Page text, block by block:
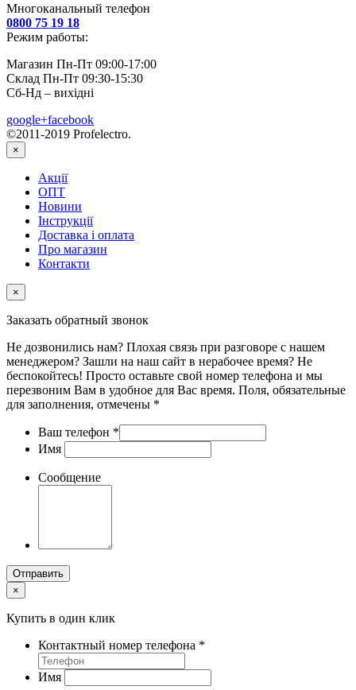
Многоканальный телефон
0800 75 19 18
Режим работы:
Магазин Пн-Пт 09:00-17:00
Склад Пн-Пт 09:30-15:30
Сб-Нд – вихідні
google+facebook
©2011-2019 Profelectro.
×
Акції
ОПТ
Новини
Інструкції
Доставка і оплата
Про магазин
Контакти
×
Заказать обратный звонок
Не дозвонились нам? Плохая связь при разговоре с нашем
менеджером? Зашли на наш сайт в нерабочее время? Не
беспокойтесь! Просто оставьте свой номер телефона и мы
перезвоним Вам в удобное для Вас время. Поля, обязательные
для заполнения, отмечены *
Ваш телефон *
Имя
Сообщение
Отправить
×
Купить в один клик
Контактный номер телефона *
Имя